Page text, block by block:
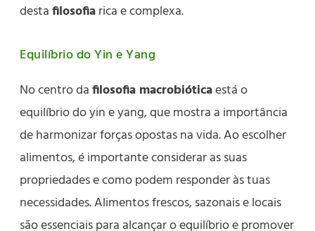
destafilosofiarica e complexa.
Equilíbrio do Yin e Yang
No centro dafilosofia macrobióticaestá o
equilíbrio do yin e yang, que mostra a importância
de harmonizar forças opostas na vida. Ao escolher
alimentos, é importante considerar as suas
propriedades e como podem responder às tuas
necessidades. Alimentos frescos, sazonais e locais
são essenciais para alcançar o equilíbrio e promover